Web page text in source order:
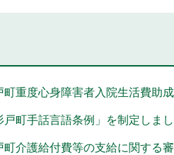
町重度心身障害者入院生活費助
戸町手話言語条例」を制定しまし
町介護給付費等の支給に関する